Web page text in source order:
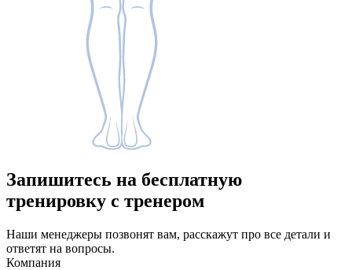
Запишитесь на бесплатную
тренировку с тренером
Наши менеджеры позвонят вам, расскажут про все детали и
ответят на вопросы.
Компания